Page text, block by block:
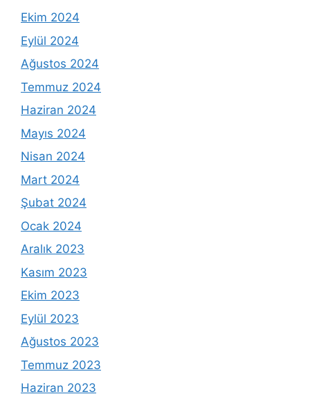
Ekim 2024
Eylül 2024
Ağustos 2024
Temmuz 2024
Haziran 2024
Mayıs 2024
Nisan 2024
Mart 2024
Şubat 2024
Ocak 2024
Aralık 2023
Kasım 2023
Ekim 2023
Eylül 2023
Ağustos 2023
Temmuz 2023
Haziran 2023